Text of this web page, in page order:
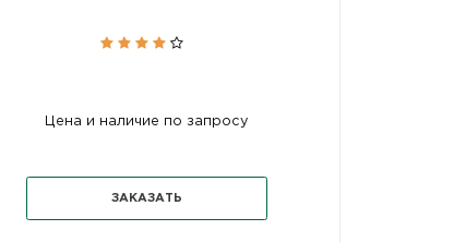
Цена и наличие по запросу
ЗАКАЗАТЬ